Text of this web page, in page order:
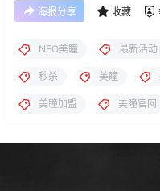
海报分享 收藏
NEO美瞳 最新活动
秒杀 美瞳
美瞳加盟 美瞳官网